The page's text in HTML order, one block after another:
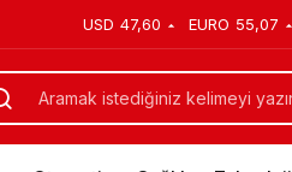
USD 47,60 EURO 55,07